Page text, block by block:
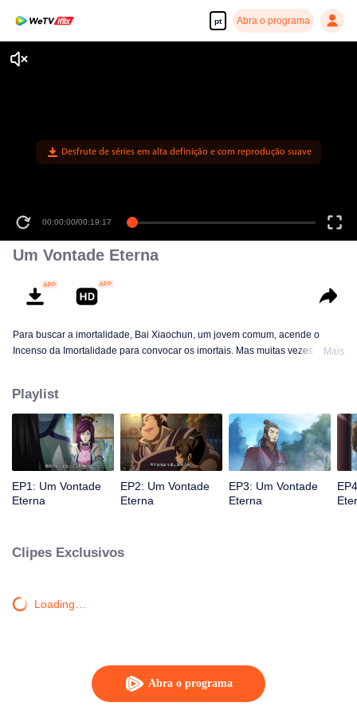
pt Abra o programa
Abra o programa
Desfrute de séries em alta definição e com reprodução suave
00:00:00/00:19:17
Um Vontade Eterna
Para buscar a imortalidade, Bai Xiaochun, um jovem comum, acende o
Incenso da Imortalidade para convocar os imortais. Mas muitas vezes ele é
tramas divertidas. Venha assistir para encher seu verão de alegria.
Mais
Playlist
EP1: Um Vontade
Eterna
EP2: Um Vontade
Eterna
EP3: Um Vontade
Eterna
Clipes Exclusivos
Loading…